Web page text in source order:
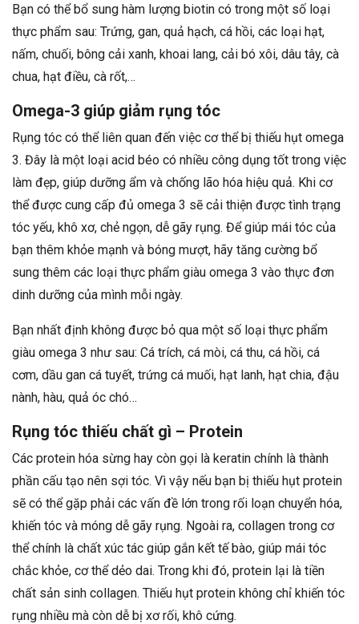
Bạn có thể bổ sung hàm lượng biotin có trong một số loại
thực phẩm sau: Trứng, gan, quả hạch, cá hồi, các loại hạt,
nấm, chuối, bông cải xanh, khoai lang, cải bó xôi, dâu tây, cà
chua, hạt điều, cà rốt,…
Omega-3 giúp giảm rụng tóc
Rụng tóc có thể liên quan đến việc cơ thể bị thiếu hụt omega
3. Đây là một loại acid béo có nhiều công dụng tốt trong việc
làm đẹp, giúp dưỡng ẩm và chống lão hóa hiệu quả. Khi cơ
thể được cung cấp đủ omega 3 sẽ cải thiện được tình trạng
tóc yếu, khô xơ, chẻ ngọn, dễ gãy rụng. Để giúp mái tóc của
bạn thêm khỏe mạnh và bóng mượt, hãy tăng cường bổ
sung thêm các loại thực phẩm giàu omega 3 vào thực đơn
dinh dưỡng của mình mỗi ngày.
Bạn nhất định không được bỏ qua một số loại thực phẩm
giàu omega 3 như sau: Cá trích, cá mòi, cá thu, cá hồi, cá
cơm, dầu gan cá tuyết, trứng cá muối, hạt lanh, hạt chia, đậu
nành, hàu, quả óc chó…
Rụng tóc thiếu chất gì – Protein
Các protein hóa sừng hay còn gọi là keratin chính là thành
phần cấu tạo nên sợi tóc. Vì vậy nếu bạn bị thiếu hụt protein
sẽ có thể gặp phải các vấn đề lớn trong rối loạn chuyển hóa,
khiến tóc và móng dễ gãy rụng. Ngoài ra, collagen trong cơ
thể chính là chất xúc tác giúp gắn kết tế bào, giúp mái tóc
chắc khỏe, cơ thể dẻo dai. Trong khi đó, protein lại là tiền
chất sản sinh collagen. Thiếu hụt protein không chỉ khiến tóc
rụng nhiều mà còn dễ bị xơ rối, khô cứng.